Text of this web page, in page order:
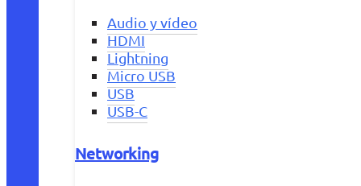
Audio y vídeo
HDMI
Lightning
Micro USB
USB
USB-C
Networking